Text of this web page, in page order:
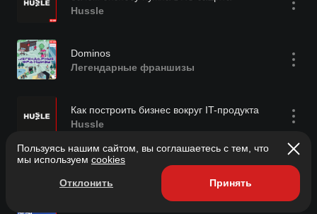
Hussle
Dominos
Легендарные франшизы
Как построить бизнес вокруг IT-продукта
Hussle
Wendys
Легендарные франшизы
Пользуясь нашим сайтом, вы соглашаетесь с тем, что
мы используем cookies
Отклонить Принять